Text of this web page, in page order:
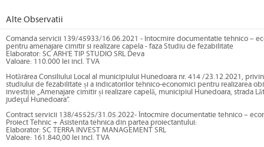
Alte Observatii
Comanda servicii 139/45933/16.06.2021 - Intocmire documentatie tehnico –
pentru amenajare cimitir si realizare capela - faza Studiu de fezabilitate
Elaborator: SC ARH'E TIP STUDIO SRL Deva
Valoare: 110.000 lei incl. TVA
Hotărârea Consiliului Local al municipiului Hunedoara nr. 414 /23.12.2021,
studiului de fezabilitate și a indicatorilor tehnico-economici pentru realizarea
investiție „Amenajare cimitir și realizare capelă, municipiul Hunedoara, strada
judeţul Hunedoara”.
Contract servicii 138/45525/31.05.2022- Întocmire documentatie tehnico –
Proiect Tehnic + Asistenta tehnica din partea proiectantului:
Elaborator: SC TERRA INVEST MANAGEMENT SRL
Valoare: 161.840,00 lei incl. TVA